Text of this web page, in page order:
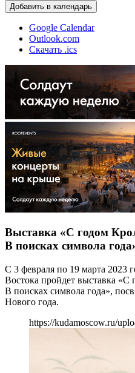
Добавить в календарь
Google Calendar
Outlook.com
Скачать .ics
Выставка «С годом
В поисках символа
С 3 февраля по 19 марта 2023
Востока пройдет выставка «С
В поисках символа года»,
Нового года.
https://kudamoscow.ru/